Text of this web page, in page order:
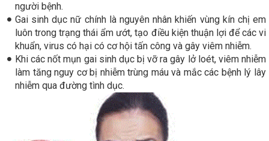
người bệnh.
Gai sinh dục nữ chính là nguyên nhân khiến vùng kín chị em
luôn trong trạng thái ẩm ướt, tạo điều kiện thuận lợi để các vi
khuẩn, virus có hại có cơ hội tấn công và gây viêm nhiễm.
Khi các nốt mụn gai sinh dục bị vỡ ra gây lở loét, viêm nhiễm
làm tăng nguy cơ bị nhiễm trùng máu và mắc các bệnh lý lây
nhiễm qua đường tình dục.